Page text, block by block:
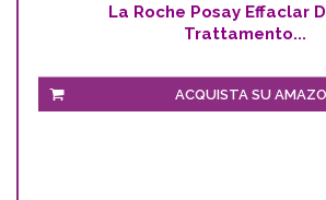
La Roche Posay Effaclar
Trattamento...
ACQUISTA SU